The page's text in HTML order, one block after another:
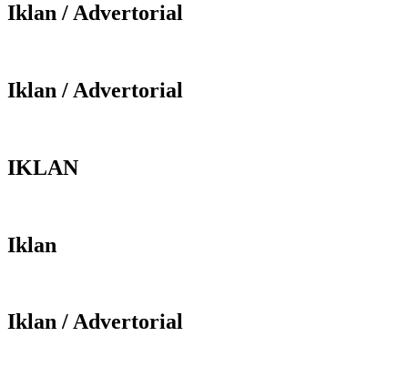
Iklan / Advertorial
Iklan / Advertorial
IKLAN
Iklan
Iklan / Advertorial